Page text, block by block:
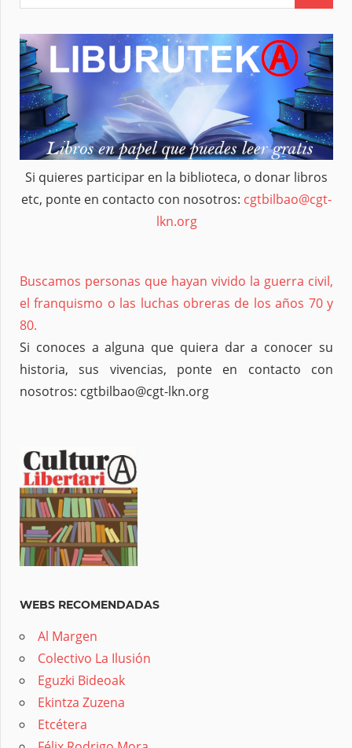
Si quieres participar en la biblioteca, o donar libros
etc, ponte en contacto con nosotros: cgtbilbao@cgt-
lkn.org
Buscamos personas que hayan vivido la guerra civil,
el franquismo o las luchas obreras de los años 70 y
80.
Si conoces a alguna que quiera dar a conocer su
historia, sus vivencias, ponte en contacto con
nosotros: cgtbilbao@cgt-lkn.org
WEBS RECOMENDADAS
Al Margen
Colectivo La Ilusión
Eguzki Bideoak
Ekintza Zuzena
Etcétera